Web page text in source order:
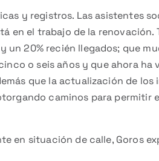
y registros. Las asistentes
en el trabajo de la
un 20% recién llegados; que
o seis años y que ahora ha
que la actualización de
caminos para permitir
en situación de calle, Goros